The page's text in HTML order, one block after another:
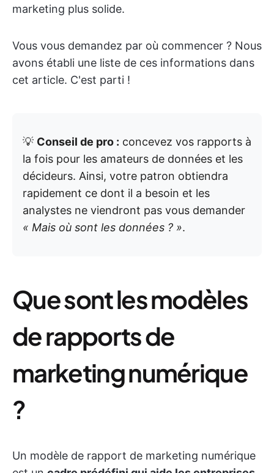
marketing plus solide.
Vous vous demandez par où commencer ? Nous
avons établi une liste de ces informations dans
cet article. C'est parti !
💡 Conseil de pro : concevez vos rapports à
la fois pour les amateurs de données et les
décideurs. Ainsi, votre patron obtiendra
rapidement ce dont il a besoin et les
analystes ne viendront pas vous demander
« Mais où sont les données ? ».
Que sont les modèles
de rapports de
marketing numérique
?
Un modèle de rapport de marketing numérique